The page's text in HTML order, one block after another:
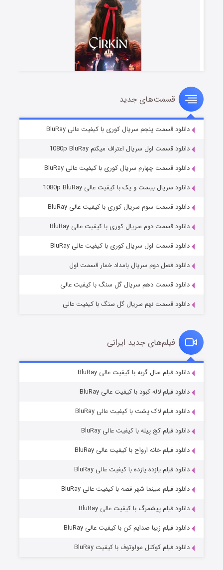
سریال زشت
قسمت5 (زیرنویس) منتشر شد
وستی ها
قسمت1 (زیرنویس) منتشر شد
قسمت6 (زیرنویس) منتشر شد
قسمت‌های جدید
دانلود قسمت پنجم سریال کوری با کیفیت عالی BluRay
دانلود قسمت اول سریال اعتراف میکنم 1080p BluRay
دانلود قسمت چهارم سریال کوری با کیفیت عالی BluRay
دانلود سریال بیست و یک با کیفیت عالی 1080p BluRay
دانلود قسمت سوم سریال کوری با کیفیت عالی BluRay
دانلود قسمت دوم سریال کوری با کیفیت عالی BluRay
دانلود قسمت اول سریال کوری با کیفیت عالی BluRay
دانلود فصل دوم سریال بامداد خمار قسمت اول
دانلود قسمت دهم سریال گل سنگ با کیفیت عالی
دانلود قسمت نهم سریال گل سنگ با کیفیت عالی
فیلم‌های جدید ایرانی
دانلود فیلم سال گربه با کیفیت عالی BluRay
دانلود فیلم لاله کبود با کیفیت عالی BluRay
دانلود فیلم لاک پشت با کیفیت عالی BluRay
دانلود فیلم کج‌ پیله با کیفیت عالی BluRay
دانلود فیلم خانه ارواح با کیفیت عالی BluRay
دانلود فیلم یازده یازده با کیفیت عالی BluRay
دانلود فیلم سینما شهر قصه با کیفیت عالی BluRay
دانلود فیلم پیشمرگ با کیفیت عالی BluRay
دانلود فیلم زیبا صدایم کن با کیفیت عالی BluRay
دانلود فیلم کوکتل مولوتوف با کیفیت BluRay